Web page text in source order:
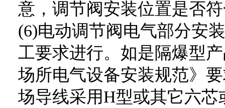
意，调节阀安装位置是否
(6)电动调节阀电气部分安
工要求进行。如是隔爆型
场所电气设备安装规范》
场导线采用H型或其它六芯